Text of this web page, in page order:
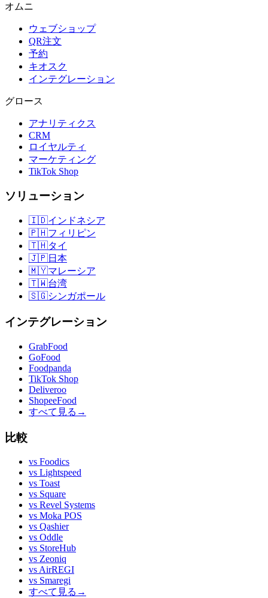
オムニ
ウェブショップ
QR注文
予約
キオスク
インテグレーション
グロース
アナリティクス
CRM
ロイヤルティ
マーケティング
TikTok Shop
ソリューション
🇮🇩インドネシア
🇵🇭フィリピン
🇹🇭タイ
🇯🇵日本
🇲🇾マレーシア
🇹🇼台湾
🇸🇬シンガポール
インテグレーション
GrabFood
GoFood
Foodpanda
TikTok Shop
Deliveroo
ShopeeFood
すべて見る →
比較
vs Foodics
vs Lightspeed
vs Toast
vs Square
vs Revel Systems
vs Moka POS
vs Qashier
vs Oddle
vs StoreHub
vs Zeoniq
vs AirREGI
vs Smaregi
すべて見る →